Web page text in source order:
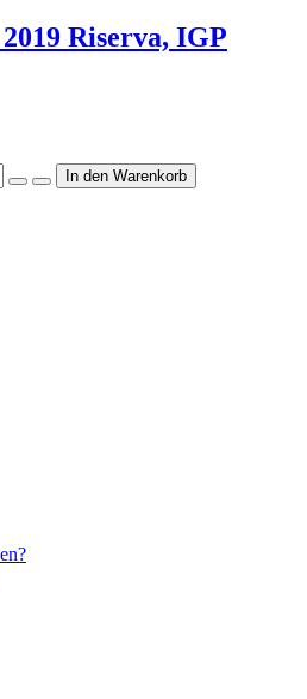
2019 Riserva, IGP